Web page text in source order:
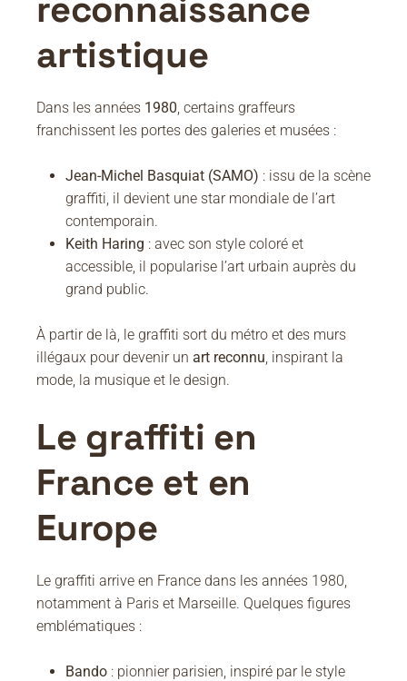
reconnaissance
artistique
Dans les années 1980, certains graffeurs
franchissent les portes des galeries et musées :
Jean-Michel Basquiat (SAMO) : issu de la scène
graffiti, il devient une star mondiale de l’art
contemporain.
Keith Haring : avec son style coloré et
accessible, il popularise l’art urbain auprès du
grand public.
À partir de là, le graffiti sort du métro et des murs
illégaux pour devenir un art reconnu, inspirant la
mode, la musique et le design.
Le graffiti en
France et en
Europe
Le graffiti arrive en France dans les années 1980,
notamment à Paris et Marseille. Quelques figures
emblématiques :
Bando : pionnier parisien, inspiré par le style